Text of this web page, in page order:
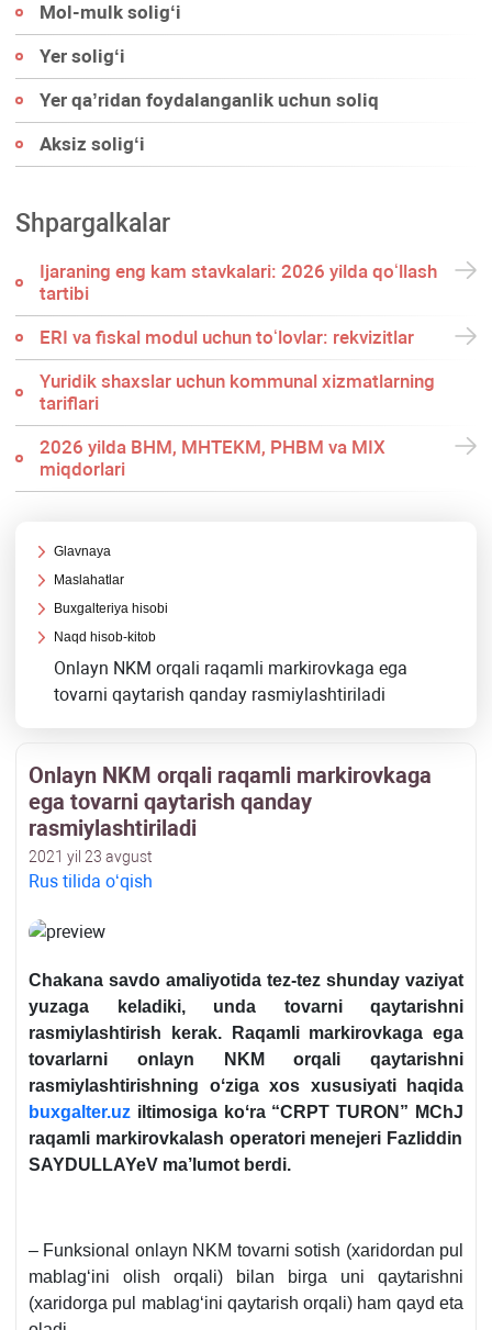
Mol-mulk soligʻi
Yer soligʻi
Yer qa’ridan foydalanganlik uchun soliq
Aksiz soligʻi
Shpargalkalar
Ijaraning eng kam stavkalari: 2026 yilda qoʻllash
tartibi
ERI va fiskal modul uchun toʻlovlar: rekvizitlar
Yuridik shaхslar uchun kommunal хizmatlarning
tariflari
2026 yilda BHM, MHTEKM, PHBM va MIX
miqdorlari
Glavnaya
Maslahatlar
Buхgalteriya hisobi
Naqd hisob-kitob
Onlayn NKM orqali raqamli markirovkaga ega
tovarni qaytarish qanday rasmiylashtiriladi
Onlayn NKM orqali raqamli markirovkaga
ega tovarni qaytarish qanday
rasmiylashtiriladi
2021 yil 23 avgust
Rus tilida oʻqish
Chakana savdo amaliyotida tez-tez shunday vaziyat
yuzaga
keladiki, unda tovarni qaytarishni
rasmiylashtirish kerak. Raqamli markirovkaga ega
tovarlarni onlayn
NKM orqali qaytarishni
rasmiylashtirishning oʻziga хos хususiyati haqida
buxgalter.uz iltimosiga koʻra “CRPT TURON” MChJ
raqamli markirovkalash operatori menejeri Fazliddin
SAYDULLAYeV ma’lumot berdi.
– Funksional onlayn NKM tovarni sotish (хaridordan pul
mablagʻini olish orqali) bilan birga uni qaytarishni
(хaridorga pul mablagʻini qaytarish orqali) ham qayd eta